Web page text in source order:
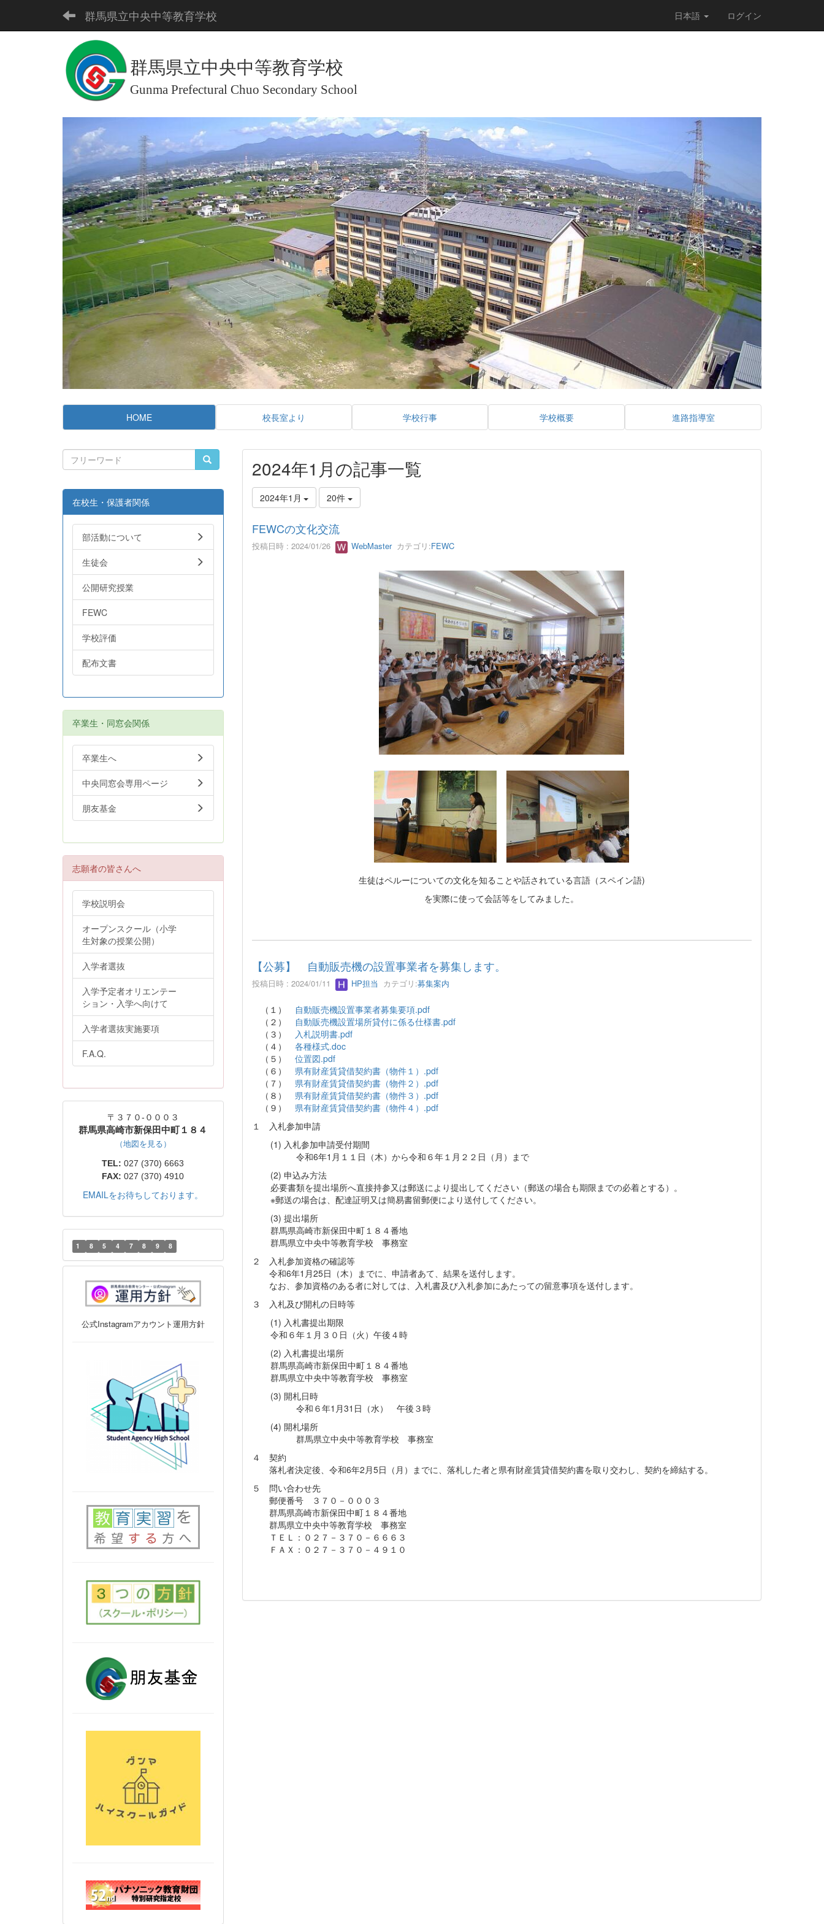
群馬県立中央中等教育学校 日本語 ログイン
群馬県立中央中等教育学校
Gunma Prefectural Chuo Secondary School
HOME 校長室より 学校行事 学校概要 進路指導室
2024年1月の記事一覧
2024年1月 20件
FEWCの文化交流
投稿日時 : 2024/01/26 WebMasterカテゴリ:FEWC
生徒はペルーについての文化を知ることや話されている言語（スペイン語)
を実際に使って会話等をしてみました。
【公募】 自動販売機の設置事業者を募集します。
投稿日時 : 2024/01/11 HP担当 カテゴリ:募集案内
（１）
自動販売機設置事業者募集要項.pdf
（２）
自動販売機設置場所貸付に係る仕様書.pdf
（３）
入札説明書.pdf
（４） 各種様式.doc
（５） 位置図.pdf
（６） 県有財産賃貸借契約書（物件１）.pdf
（７） 県有財産賃貸借契約書（物件２）.pdf
（８） 県有財産賃貸借契約書（物件３）.pdf
（９） 県有財産賃貸借契約書（物件４）.pdf
１ 入札参加申請
(1) 入札参加申請受付期間
令和6年1月１１日（木）から令和６年１月２２日（月）まで
(2) 申込み方法
必要書類を提出場所へ直接持参又は郵送により提出してください（郵送の場合も期限までの必着とする）。
※郵送の場合は、配達証明又は簡易書留郵便により送付してください。
(3) 提出場所
群馬県高崎市新保田中町１８４番地
群馬県立中央中等教育学校 事務室
２ 入札参加資格の確認等
令和6年1月25日（木）までに、申請者あて、結果を送付します。
なお、参加資格のある者に対しては、入札書及び入札参加にあたっての留意事項を送付します。
３ 入札及び開札の日時等
(1) 入札書提出期限
令和６年１月３０日（火）午後４時
(2) 入札書提出場所
群馬県高崎市新保田中町１８４番地
群馬県立中央中等教育学校 事務室
(3) 開札日時
令和６年1月31日（水） 午後３時
(4) 開札場所
群馬県立中央中等教育学校 事務室
４ 契約
落札者決定後、令和6年2月5日（月）までに、落札した者と県有財産賃貸借契約書を取り交わし、契約を締結する。
５ 問い合わせ先
郵便番号 ３７０－０００３
群馬県高崎市新保田中町１８４番地
群馬県立中央中等教育学校 事務室
ＴＥＬ：０２７－３７０－６６６３
ＦＡＸ：０２７－３７０－４９１０
在校生・保護者関係
部活動について
生徒会
公開研究授業
FEWC
学校評価
配布文書
卒業生・同窓会関係
卒業生へ
中央同窓会専用ページ
朋友基金
志願者の皆さんへ
学校説明会
オープンスクール（小学
生対象の授業公開）
入学者選抜
入学予定者オリエンテー
ション・入学へ向けて
入学者選抜実施要項
F.A.Q.
〒３７０-０００３
群馬県高崎市新保田中町１８４
（地図を見る）
TEL: 027 (370) 6663
FAX: 027 (370) 4910
EMAILをお待ちしております。
1 8 5 4 7 8 9 8
公式Instagramアカウント運用方針